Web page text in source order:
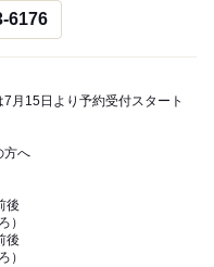
6176
月15日より予約受付スタート
方へ
後
）
後
）